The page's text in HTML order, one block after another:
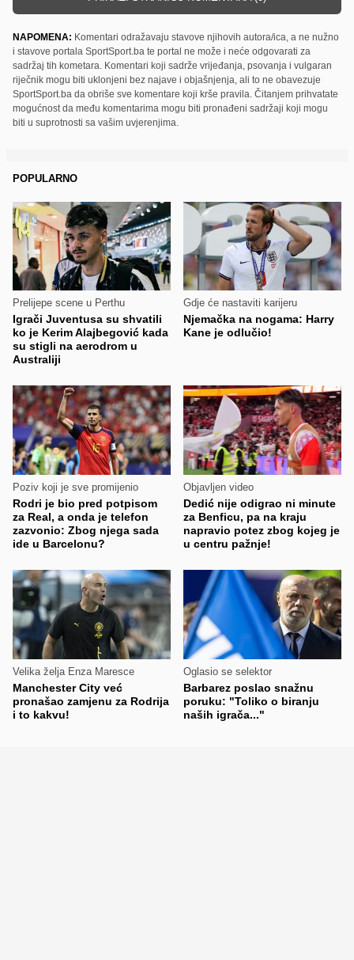
NAPOMENA: Komentari odražavaju stavove njihovih autora/ica, a ne nužno
i stavove portala SportSport.ba te portal ne može i neće odgovarati za
sadržaj tih kometara. Komentari koji sadrže vrijeđanja, psovanja i vulgaran
riječnik mogu biti uklonjeni bez najave i objašnjenja, ali to ne obavezuje
SportSport.ba da obriše sve komentare koji krše pravila. Čitanjem prihvatate
mogućnost da među komentarima mogu biti pronađeni sadržaji koji mogu
biti u suprotnosti sa vašim uvjerenjima.
POPULARNO
Prelijepe scene u Perthu
Igrači Juventusa su shvatili
ko je Kerim Alajbegović kada
su stigli na aerodrom u
Australiji
Gdje će nastaviti karijeru
Njemačka na nogama: Harry
Kane je odlučio!
Poziv koji je sve promijenio
Rodri je bio pred potpisom
za Real, a onda je telefon
zazvonio: Zbog njega sada
ide u Barcelonu?
Objavljen video
Dedić nije odigrao ni minute
za Benficu, pa na kraju
napravio potez zbog kojeg je
u centru pažnje!
Velika želja Enza Maresce
Manchester City već
pronašao zamjenu za Rodrija
i to kakvu!
Oglasio se selektor
Barbarez poslao snažnu
poruku: "Toliko o biranju
naših igrača..."